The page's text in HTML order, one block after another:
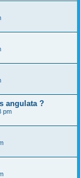
angulata ?
pm